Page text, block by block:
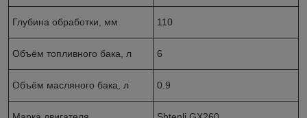
Глубина обработки, мм 110
Объём топливного бака, л 6
Объём масляного бака, л 0.9